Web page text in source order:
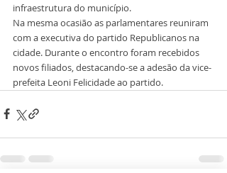
infraestrutura do município.
Na mesma ocasião as parlamentares reuniram
com a executiva do partido Republicanos na
cidade. Durante o encontro foram recebidos
novos filiados, destacando-se a adesão da vice-
prefeita Leoni Felicidade ao partido.